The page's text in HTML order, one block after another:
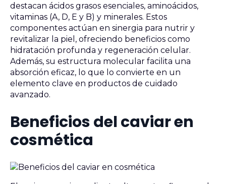
destacan ácidos grasos esenciales, aminoácidos,
vitaminas (A, D, E y B) y minerales. Estos
componentes actúan en sinergia para nutrir y
revitalizar la piel, ofreciendo beneficios como
hidratación profunda y regeneración celular.
Además, su estructura molecular facilita una
absorción eficaz, lo que lo convierte en un
elemento clave en productos de cuidado
avanzado.
Beneficios del caviar en
cosmética